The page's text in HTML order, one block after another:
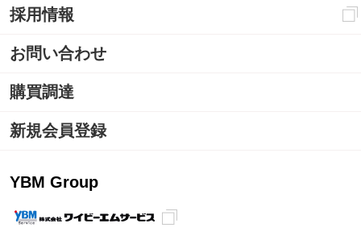
採用情報
お問い合わせ
購買調達
新規会員登録
YBM Group